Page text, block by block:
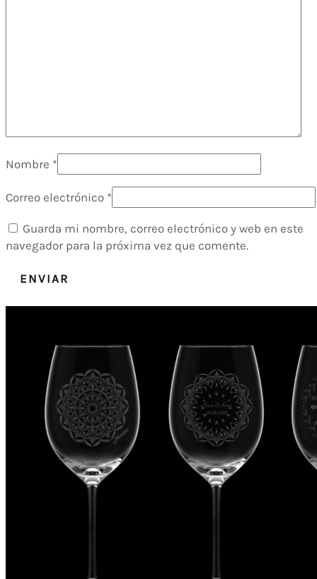
Nombre *
Correo electrónico *
Guarda mi nombre, correo electrónico y web en este
navegador para la próxima vez que comente.